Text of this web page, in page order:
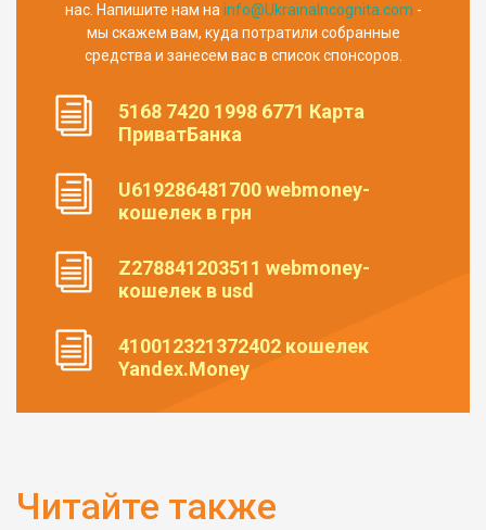
нас. Напишите нам наinfo@UkrainaIncognita.com -
мы скажем вам, куда потратили собранные
средства и занесем вас в список спонсоров.
5168 7420 1998 6771 Карта
ПриватБанка
U619286481700 webmoney-
кошелек в грн
Z278841203511 webmoney-
кошелек в usd
410012321372402 кошелек
Yandex.Money
Читайте также